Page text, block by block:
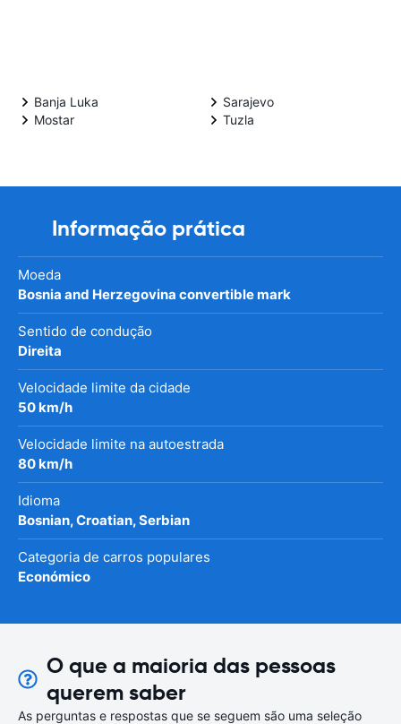
Banja Luka
Mostar
Sarajevo
Tuzla
Informação prática
Moeda
Bosnia and Herzegovina convertible mark
Sentido de condução
Direita
Velocidade limite da cidade
50 km/h
Velocidade limite na autoestrada
80 km/h
Idioma
Bosnian, Croatian, Serbian
Categoria de carros populares
Económico
O que a maioria das pessoas
querem saber
As perguntas e respostas que se seguem são uma seleção